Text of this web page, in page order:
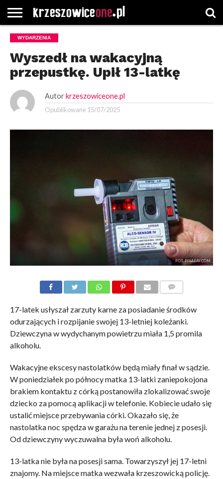
STRONA
GŁÓWNA
WYBORY
WYBIERZ
ROZKŁADY
GREGORCZYK
KONTAKT
WYDARZENIA
Wyszedł na wakacyjną
przepustkę. Upił 13-latkę
Autor krzeszowiceone.pl
Opublikowane 15/07/2025
FOT. PIXABAY.COM
17-latek usłyszał zarzuty karne za posiadanie środków
odurzających i rozpijanie swojej 13-letniej koleżanki.
Dziewczyna w wydychanym powietrzu miała 1,5 promila
alkoholu.
Wakacyjne ekscesy nastolatków będą miały finał w sądzie.
W poniedziałek po północy matka 13-latki zaniepokojona
brakiem kontaktu z córką postanowiła zlokalizować swoje
dziecko za pomocą aplikacji w telefonie. Kobiecie udało się
ustalić miejsce przebywania córki. Okazało się, że
nastolatka noc spędza w garażu na terenie jednej z posesji.
Od dziewczyny wyczuwalna była woń alkoholu.
13-latka nie była na posesji sama. Towarzyszył jej 17-letni
znajomy. Na miejsce matka wezwała krzeszowicką policję.